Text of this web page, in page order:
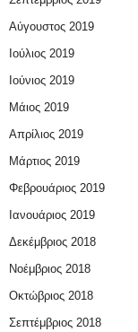
Αύγουστος 2019
Ιούλιος 2019
Ιούνιος 2019
Μάιος 2019
Απρίλιος 2019
Μάρτιος 2019
Φεβρουάριος 2019
Ιανουάριος 2019
Δεκέμβριος 2018
Νοέμβριος 2018
Οκτώβριος 2018
Σεπτέμβριος 2018